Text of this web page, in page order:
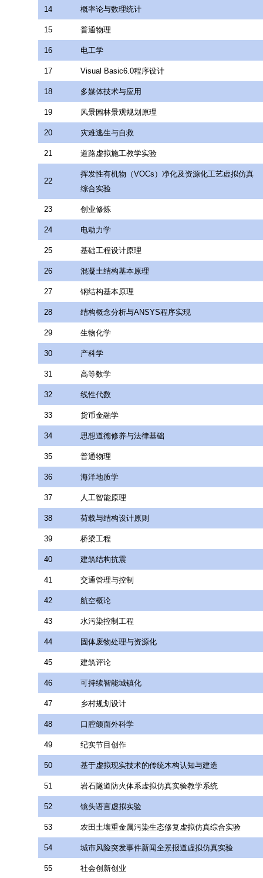
14 概率论与数理统计
15 普通物理
16 电工学
17 Visual Basic6.0程序设计
18 多媒体技术与应用
19 风景园林景观规划原理
20 灾难逃生与自救
21 道路虚拟施工教学实验
22
挥发性有机物（VOCs）净化及资源化工艺虚拟仿真
综合实验
23 创业修炼
24 电动力学
25 基础工程设计原理
26 混凝土结构基本原理
27 钢结构基本原理
28 结构概念分析与ANSYS程序实现
29 生物化学
30 产科学
31 高等数学
32 线性代数
33 货币金融学
34 思想道德修养与法律基础
35 普通物理
36 海洋地质学
37 人工智能原理
38 荷载与结构设计原则
39 桥梁工程
40 建筑结构抗震
41 交通管理与控制
42 航空概论
43 水污染控制工程
44 固体废物处理与资源化
45 建筑评论
46 可持续智能城镇化
47 乡村规划设计
48 口腔颌面外科学
49 纪实节目创作
50 基于虚拟现实技术的传统木构认知与建造
51 岩石隧道防火体系虚拟仿真实验教学系统
52 镜头语言虚拟实验
53 农田土壤重金属污染生态修复虚拟仿真综合实验
54 城市风险突发事件新闻全景报道虚拟仿真实验
55 社会创新创业